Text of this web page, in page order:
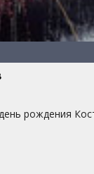
рождения